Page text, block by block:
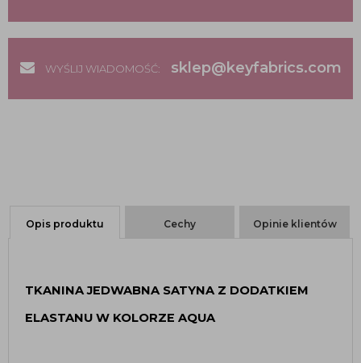
WYŚLIJ WIADOMOŚĆ: sklep@keyfabrics.com
Opis produktu Cechy Opinie klientów
TKANINA JEDWABNA SATYNA Z DODATKIEM
ELASTANU W KOLORZE AQUA